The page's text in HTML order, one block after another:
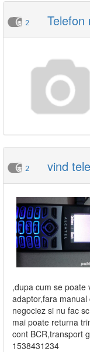
2 Telefon
2 vind
,dupa cum se poate
adaptor,fara
negociez si nu fac
mai poate returna
cont BCR,transport
1538431234